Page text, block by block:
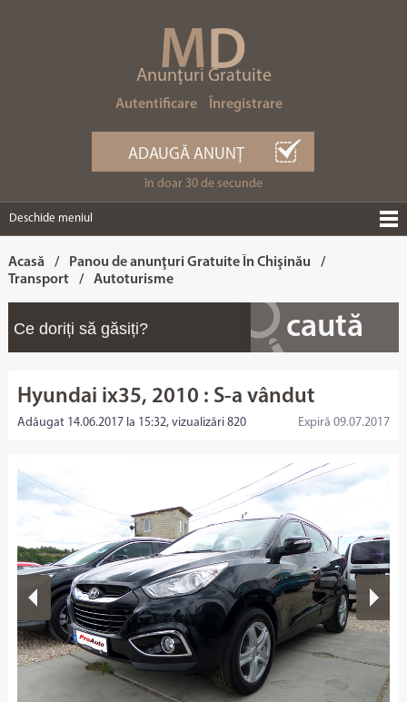
MD
Anunţuri Gratuite
Autentificare Înregistrare
ADAUGĂ ANUNŢ
în doar 30 de secunde
Deschide meniul
Acasă / Panou de anunţuri Gratuite În Chişinău
/
Transport
/ Autoturisme
Hyundai ix35, 2010 : S-a vândut
Adăugat 14.06.2017 la 15:32, vizualizări 820 Expiră 09.07.2017